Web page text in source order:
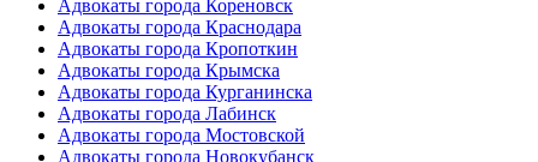
Адвокаты города Кореновск
Адвокаты города Краснодара
Адвокаты города Кропоткин
Адвокаты города Крымска
Адвокаты города Курганинска
Адвокаты города Лабинск
Адвокаты города Мостовской
Адвокаты города Новокубанск